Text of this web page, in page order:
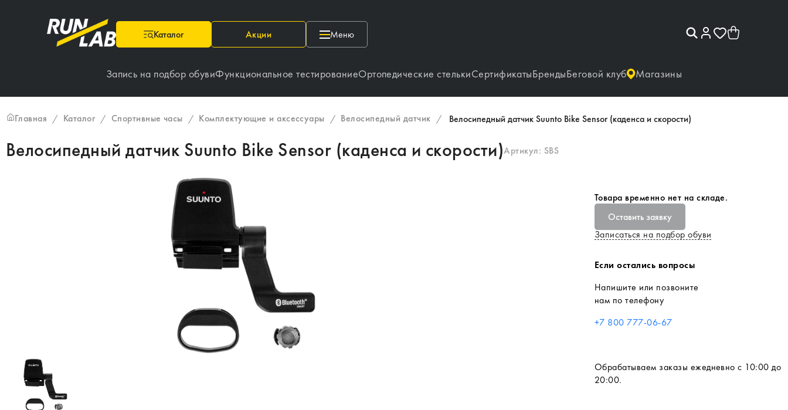
Каталог Акции Меню
Запись на подбор обувиФункциональное тестированиеОртопедические стелькиСертификатыБрендыБеговой клуб Магазины
Главная / Каталог / Спортивные часы / Комплектующие и аксессуары / Велосипедный датчик / Велосипедный датчик Suunto Bike Sensor (каденса и скорости)
Велосипедный датчик Suunto Bike Sensor (каденса и скорости)Артикул: SBS
Товара временно нет на складе.
Оставить заявку
Записаться на подбор обуви
Если остались вопросы
Напишите или позвоните
нам по телефону
+7 800 777-06-67
Обрабатываем заказы ежедневно с 10:00 до
20:00.